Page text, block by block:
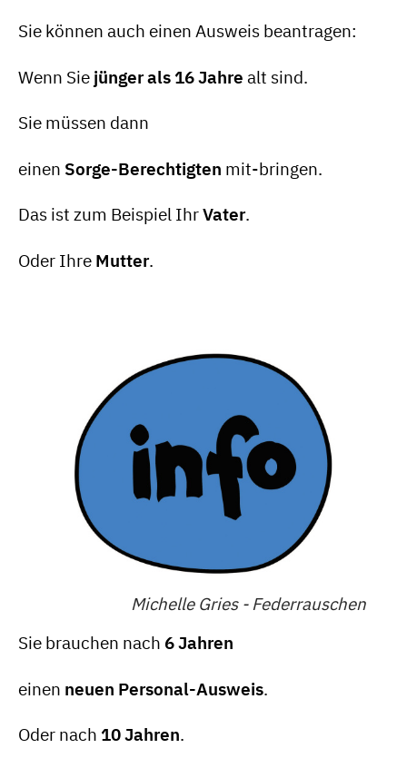
Sie können auch einen Ausweis beantragen:
Wenn Sie jünger als 16 Jahre alt sind.
Sie müssen dann
einen Sorge-Berechtigten mit-bringen.
Das ist zum Beispiel IhrVater.
Oder Ihre Mutter.
Michelle Gries - Federrauschen
Sie brauchen nach 6 Jahren
einen neuen Personal-Ausweis.
Oder nach 10 Jahren.